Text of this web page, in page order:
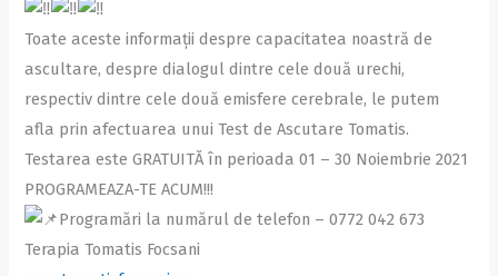
Toate aceste informații despre capacitatea noastră de
ascultare, despre dialogul dintre cele două urechi,
respectiv dintre cele două emisfere cerebrale, le putem
afla prin afectuarea unui Test de Ascutare Tomatis.
Testarea este GRATUITĂ în perioada 01 – 30 Noiembrie 2021
PROGRAMEAZA-TE ACUM!!!
Programări la numărul de telefon – 0772 042 673
Terapia Tomatis Focsani